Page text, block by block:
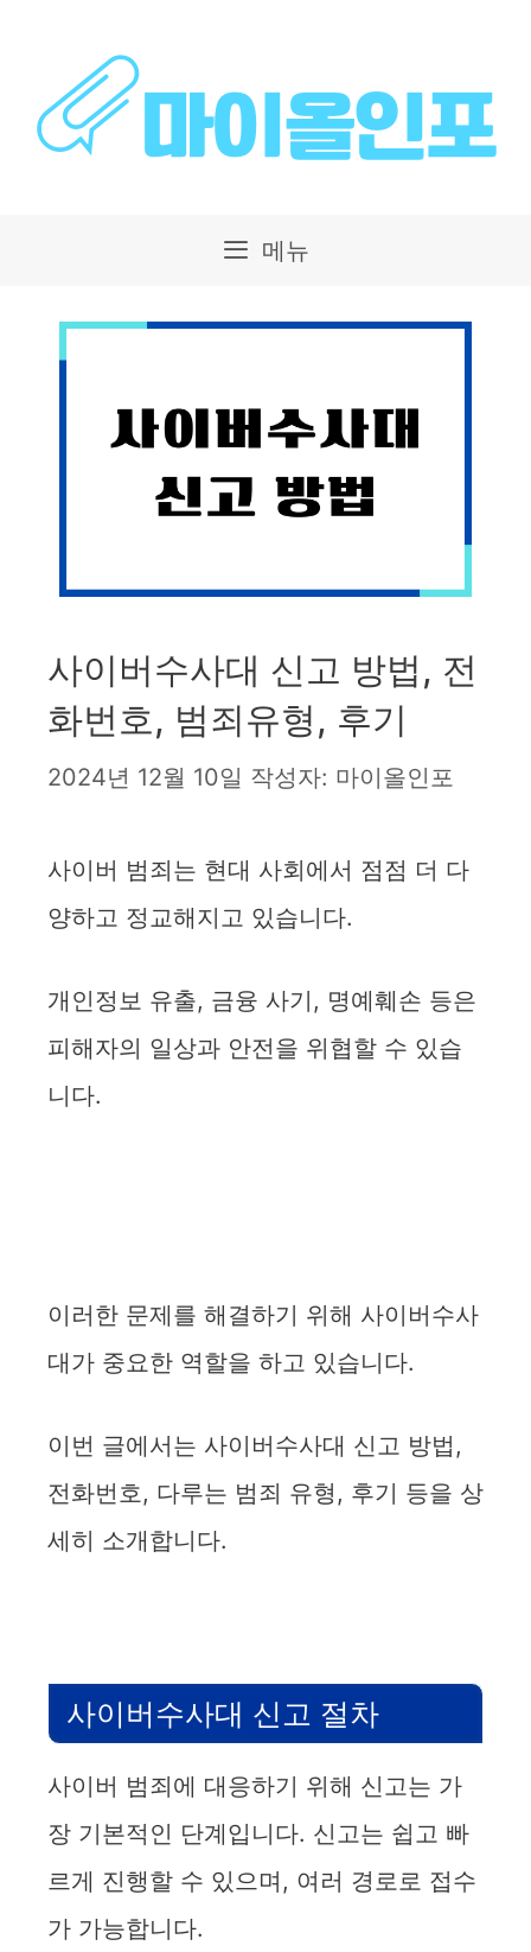
메뉴
사이버수사대 신고 방법, 전
화번호, 범죄유형, 후기
2024년 12월 10일 작성자: 마이올인포
사이버 범죄는 현대 사회에서 점점 더 다
양하고 정교해지고 있습니다.
개인정보 유출, 금융 사기, 명예훼손 등은
피해자의 일상과 안전을 위협할 수 있습
니다.
이러한 문제를 해결하기 위해 사이버수사
대가 중요한 역할을 하고 있습니다.
이번 글에서는 사이버수사대 신고 방법,
전화번호, 다루는 범죄 유형, 후기 등을 상
세히 소개합니다.
사이버수사대 신고 절차
사이버 범죄에 대응하기 위해 신고는 가
장 기본적인 단계입니다. 신고는 쉽고 빠
르게 진행할 수 있으며, 여러 경로로 접수
가 가능합니다.